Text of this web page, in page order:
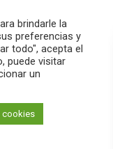
menu pause PLAY
brindarle la
preferencias y
todo", acepta el
puede visitar
un
cookies